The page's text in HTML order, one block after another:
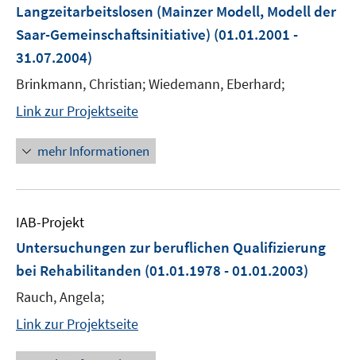
Langzeitarbeitslosen (Mainzer Modell, Modell der
Saar-Gemeinschaftsinitiative) (01.01.2001 -
31.07.2004)
Brinkmann, Christian; Wiedemann, Eberhard;
Link zur Projektseite
mehr Informationen
IAB-Projekt
Untersuchungen zur beruflichen Qualifizierung
bei Rehabilitanden (01.01.1978 - 01.01.2003)
Rauch, Angela;
Link zur Projektseite